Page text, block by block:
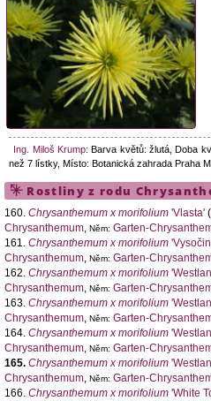
Ing. Miloš Krump:Barva květů: žlutá, Doba
než 7 lístky, Místo: Botanická zahrada Praha
Rostliny z rodu
160. Chrysanthemum x morifolium 'Vlasta' (
Chrysanthemum, Něm: Garten-
161. Chrysanthemum x morifolium
Chrysanthemum, Něm: Garten-
162. Chrysanthemum x morifolium
Chrysanthemum, Něm: Garten-
163. Chrysanthemum x morifolium
Chrysanthemum, Něm: Garten-
164. Chrysanthemum x morifolium
Chrysanthemum, Něm: Garten-
165. Chrysanthemum x morifolium
Chrysanthemum, Něm: Garten-
166. Chrysanthemum x morifolium 'White